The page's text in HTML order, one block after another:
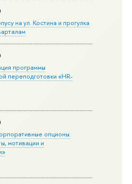
на ул. Костина и прогулка
программы
переподготовки «HR-
опционы:
мотивации и